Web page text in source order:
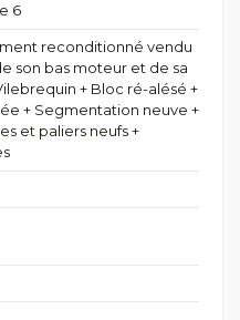
6
reconditionné vendu
son bas moteur et de sa
+ Bloc ré-alésé +
+ Segmentation neuve +
et paliers neufs +